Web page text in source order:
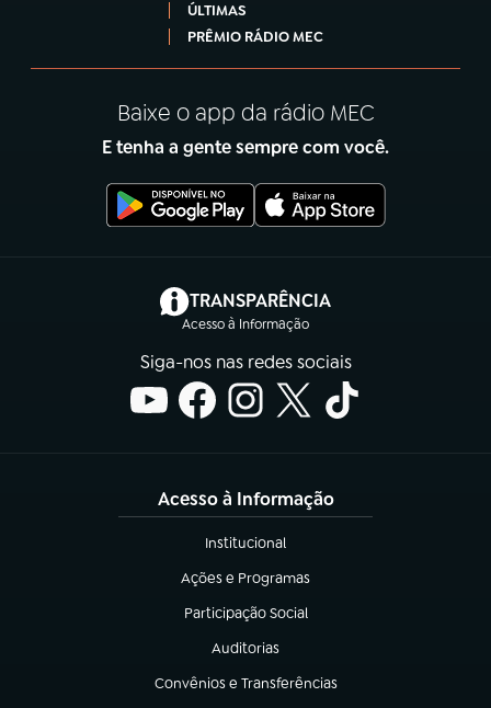
ÚLTIMAS
PRÊMIO RÁDIO MEC
Baixe o app da rádio MEC
E tenha a gente sempre com você.
TRANSPARÊNCIA
Acesso à Informação
(abre em nova aba)
Siga-nos nas redes sociais
Acesso à Informação
Institucional
(abre em nova aba)
Ações e Programas
(abre em nova aba)
Participação Social
(abre em nova aba)
Auditorias
(abre em nova aba)
Convênios e Transferências
(abre em nova aba)